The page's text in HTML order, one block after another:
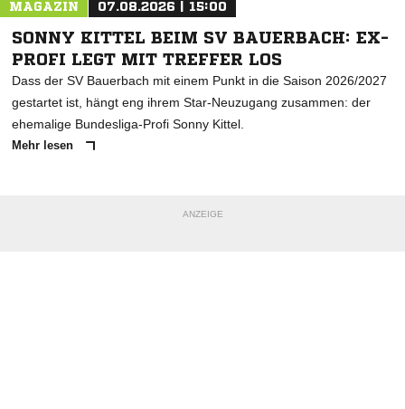
MAGAZIN 07.08.2026 | 15:00
SONNY KITTEL BEIM SV BAUERBACH: EX-
PROFI LEGT MIT TREFFER LOS
Dass der SV Bauerbach mit einem Punkt in die Saison 2026/2027
gestartet ist, hängt eng ihrem Star-Neuzugang zusammen: der
ehemalige Bundesliga-Profi Sonny Kittel.
Mehr lesen
ANZEIGE